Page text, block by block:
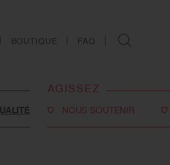
BOUTIQUE FAQ
AGISSEZ
NOUS SOUTENIR